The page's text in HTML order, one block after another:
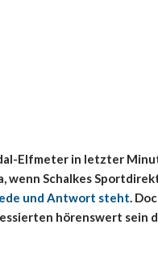
Elfmeter in letzter
wenn Schalkes
und Antwort steht.
hörenswert sein